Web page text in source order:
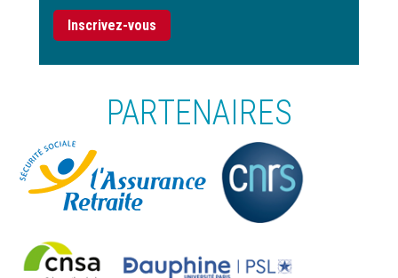
Inscrivez-vous
PARTENAIRES